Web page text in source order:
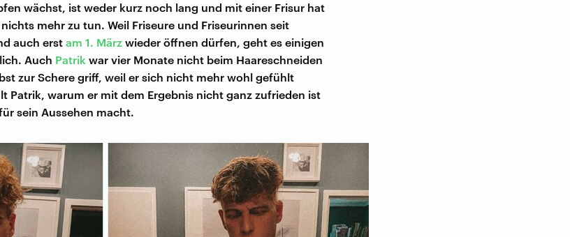
wächst, ist weder kurz noch lang und mit einer Frisur hat
mehr zu tun. Weil Friseure und Friseurinnen seit
auch erst am 1. März wieder öffnen dürfen, geht es einigen
Auch Patrik war vier Monate nicht beim Haareschneiden
zur Schere griff, weil er sich nicht mehr wohl gefühlt
Patrik, warum er mit dem Ergebnis nicht ganz zufrieden ist
sein Aussehen macht.